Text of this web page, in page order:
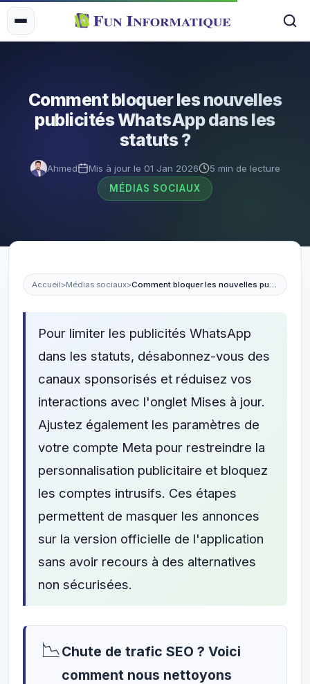
Comment bloquer les nouvelles
publicités WhatsApp dans les
statuts ?
Ahmed Mis à jour le 01 Jan 2026
5 min de lecture
MÉDIAS SOCIAUX
Accueil>Médias sociaux> Comment bloquer les nouvelles publicités WhatsApp dans les statuts ?
Pour limiter les publicités WhatsApp
dans les statuts, désabonnez-vous des
canaux sponsorisés et réduisez vos
interactions avec l'onglet Mises à jour.
Ajustez également les paramètres de
votre compte Meta pour restreindre la
personnalisation publicitaire et bloquez
les comptes intrusifs. Ces étapes
permettent de masquer les annonces
sur la version officielle de l'application
sans avoir recours à des alternatives
non sécurisées.
📉Chute de trafic SEO ? Voici
comment nous nettoyons